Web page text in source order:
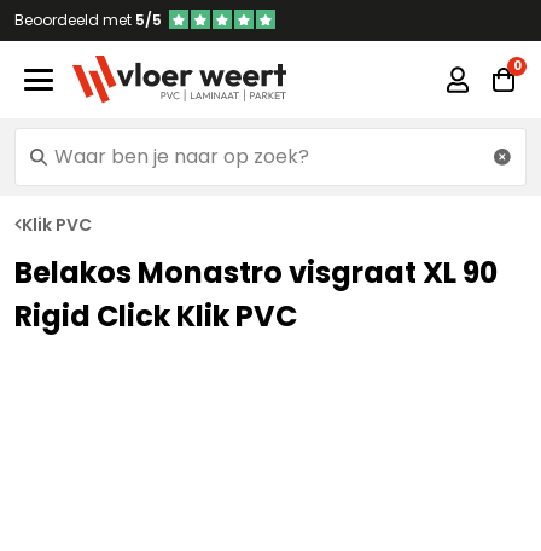
Beoordeeld met 5/5
Klik PVC
Belakos Monastro visgraat XL 90
Rigid Click Klik PVC